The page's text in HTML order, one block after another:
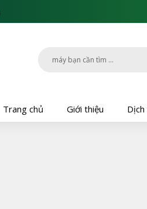
Trang chủ Giới thiệu Dịch